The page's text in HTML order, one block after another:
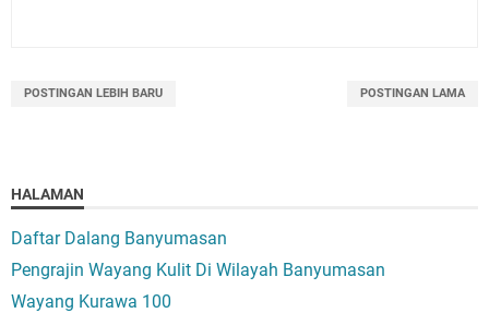
POSTINGAN LEBIH BARU POSTINGAN LAMA
HALAMAN
Daftar Dalang Banyumasan
Pengrajin Wayang Kulit Di Wilayah Banyumasan
Wayang Kurawa 100